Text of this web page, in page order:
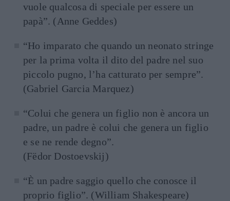
vuole qualcosa di speciale per essere un
papà”. (Anne Geddes)
“Ho imparato che quando un neonato stringe
per la prima volta il dito del padre nel suo
piccolo pugno, l’ha catturato per sempre”.
(Gabriel Garcia Marquez)
“Colui che genera un figlio non è ancora un
padre, un padre è colui che genera un figlio
e se ne rende degno”.
(Fëdor Dostoevskij)
“È un padre saggio quello che conosce il
proprio figlio”. (William Shakespeare)